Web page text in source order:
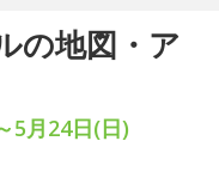
の地図・ア
5月24日(日)